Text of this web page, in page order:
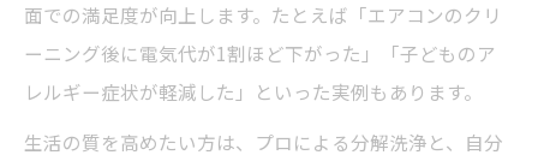
を解説
口コミで多い清掃業者のトラブル事例とは
失敗を避けるためのエアコン掃除ポイント
清掃業者選びで注意すべき落とし穴
面での満足度が向上します。たとえば「エアコンのクリ
ーニング後に電気代が1割ほど下がった」「子どものア
レルギー症状が軽減した」といった実例もあります。
生活の質を高めたい方は、プロによる分解洗浄と、自分